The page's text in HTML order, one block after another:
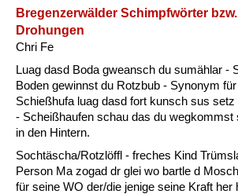
Natur und
Fluchen und
Schmankerln
Kulinarisches
Bregenzerwälder Schimpfwörter
Drohungen
Chri Fe
Luag dasd Boda gweansch du sumählar -
Boden gewinnst du Rotzbub - Synonym
Schießhufa luag dasd fort kunsch sus
- Scheißhaufen schau das du wegkommst
in den Hintern.
Sochtäscha/Rotzlöffl - freches Kind
Person Ma zogad dr glei wo bartle d
für seine WO der/die jenige seine Kraft her